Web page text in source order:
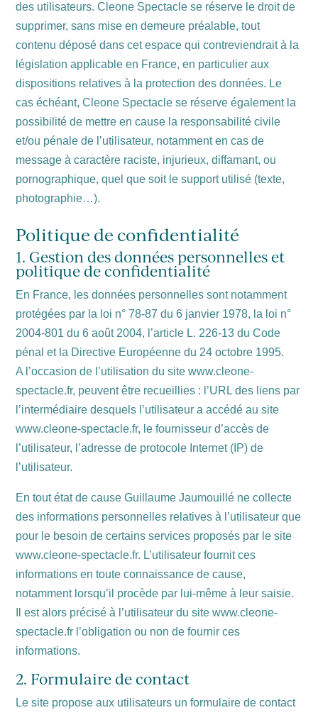
des utilisateurs. Cleone Spectacle se réserve le droit de
supprimer, sans mise en demeure préalable, tout
contenu déposé dans cet espace qui contreviendrait à la
législation applicable en France, en particulier aux
dispositions relatives à la protection des données. Le
cas échéant, Cleone Spectacle se réserve également la
possibilité de mettre en cause la responsabilité civile
et/ou pénale de l’utilisateur, notamment en cas de
message à caractère raciste, injurieux, diffamant, ou
pornographique, quel que soit le support utilisé (texte,
photographie…).
Politique de confidentialité
1. Gestion des données personnelles et
politique de confidentialité
En France, les données personnelles sont notamment
protégées par la loi n° 78-87 du 6 janvier 1978, la loi n°
2004-801 du 6 août 2004, l’article L. 226-13 du Code
pénal et la Directive Européenne du 24 octobre 1995.
A l’occasion de l’utilisation du site www.cleone-
spectacle.fr, peuvent être recueillies : l’URL des liens par
l’intermédiaire desquels l’utilisateur a accédé au site
www.cleone-spectacle.fr, le fournisseur d’accès de
l’utilisateur, l’adresse de protocole Internet (IP) de
l’utilisateur.
En tout état de cause Guillaume Jaumouillé ne collecte
des informations personnelles relatives à l’utilisateur que
pour le besoin de certains services proposés par le site
www.cleone-spectacle.fr. L’utilisateur fournit ces
informations en toute connaissance de cause,
notamment lorsqu’il procède par lui-même à leur saisie.
Il est alors précisé à l’utilisateur du site www.cleone-
spectacle.fr l’obligation ou non de fournir ces
informations.
2. Formulaire de contact
Le site propose aux utilisateurs un formulaire de contact